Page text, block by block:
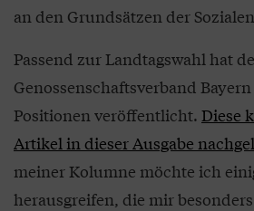
an den Grundsätzen der
Passend zur Landtagswahl hat
Genossenschaftsverband
Positionen veröffentlicht. Diese
Artikel in dieser Ausgabe
meiner Kolumne möchte ich
herausgreifen, die mir